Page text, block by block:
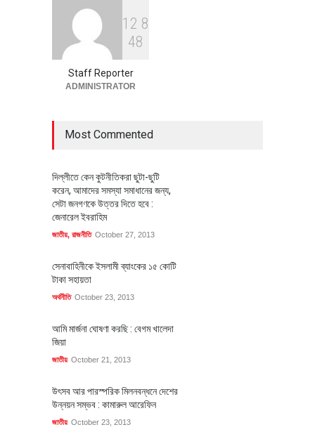
বৈশ্বিক প্রতিযোগিতা সক্ষমতা বাড়াতে
পোশাক শিল্পে নতুন উদ্যোগ
1 2 8
48
Staff Reporter
ADMINISTRATOR
Most Commented
দিল্লীতে কেন কুটনীতিকরা ছুটা-ছুটি
করেন, আমাদের সমস্যা সমাধানের জন্য,
সেটা জনগণকে উত্তর দিতে হবে :
জেনারেল ইবরাহিম
জাতীয়, রাজনীতি October 27, 2013
সেনাবাহিনীকে ইসলামী ব্যাংকের ১৫ কোটি
টাকা সহায়তা
অর্থনীতি October 23, 2013
আমি মার্জনা ঘোষণা করছি : বেগম খালেদা
জিয়া
জাতীয় October 21, 2013
উৎসব আর পারস্পরিক মিলনবন্ধনে দেশের
উন্নয়ন সম্ভব : কামারুল আরেফিন
জাতীয় October 23, 2013